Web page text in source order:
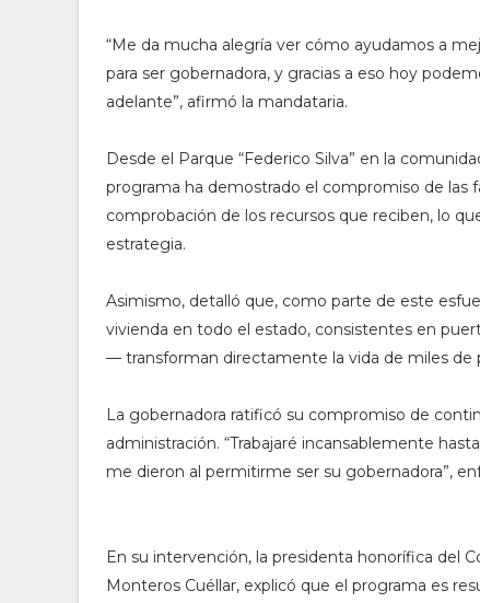
“Me da mucha alegría ver cómo ayudamos a
para ser gobernadora, y gracias a eso hoy
adelante”, afirmó la mandataria.
Desde el Parque “Federico Silva” en la
programa ha demostrado el compromiso de las
comprobación de los recursos que reciben, lo
estrategia.
Asimismo, detalló que, como parte de este
vivienda en todo el estado, consistentes en
— transforman directamente la vida de miles de
La gobernadora ratificó su compromiso de
administración. “Trabajaré incansablemente
me dieron al permitirme ser su gobernadora”,
En su intervención, la presidenta honorífica del
Monteros Cuéllar, explicó que el programa es